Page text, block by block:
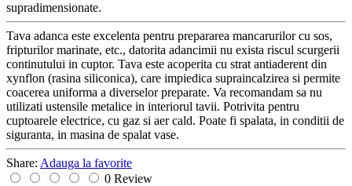
supradimensionate.
Tava adanca este excelenta pentru prepararea mancarurilor cu sos,
fripturilor marinate, etc., datorita adancimii nu exista riscul scurgerii
continutului in cuptor. Tava este acoperita cu strat antiaderent din
xynflon (rasina siliconica), care impiedica supraincalzirea si permite
coacerea uniforma a diverselor preparate. Va recomandam sa nu
utilizati ustensile metalice in interiorul tavii. Potrivita pentru
cuptoarele electrice, cu gaz si aer cald. Poate fi spalata, in conditii de
siguranta, in masina de spalat vase.
Share: Adauga la favorite
0 Review